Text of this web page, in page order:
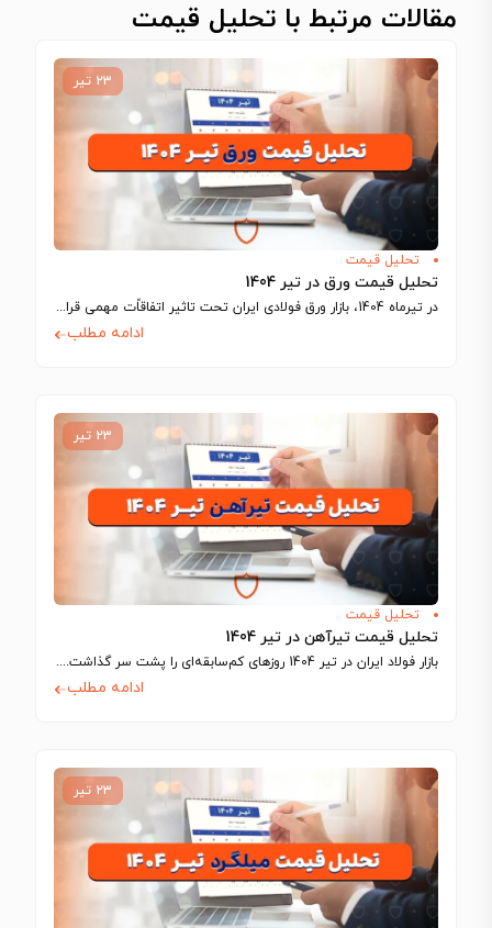
مقالات مرتبط با تحلیل قیمت
۲۳ تیر
تحلیل قیمت
تحلیل قیمت ورق در تیر 1404
در تیرماه 1404، بازار ورق فولادی ایران تحت تاثیر اتفاقاًت مهمی قرار گرفت که…
ادامه مطلب
۲۳ تیر
تحلیل قیمت
تحلیل قیمت تیرآهن در تیر 1404
بازار فولاد ایران در تیر 1404 روزهای کم‌سابقه‌ای را پشت سر گذاشت. تحلیل قیمت…
ادامه مطلب
۲۳ تیر